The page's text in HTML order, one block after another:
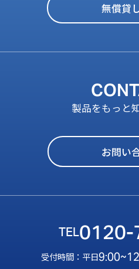
無償貸
製品をもっと
お問い
受付時間：平日